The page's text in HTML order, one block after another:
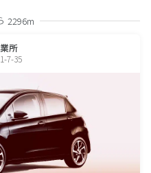
2296m
所
7-35